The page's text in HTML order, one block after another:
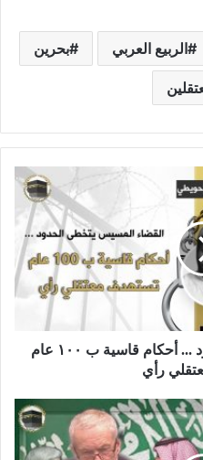
الربيع العربي بحرين
القضاء المسيس يتخطى الحدود ... أحكام قاسية ب ١٠٠ عام
رأي